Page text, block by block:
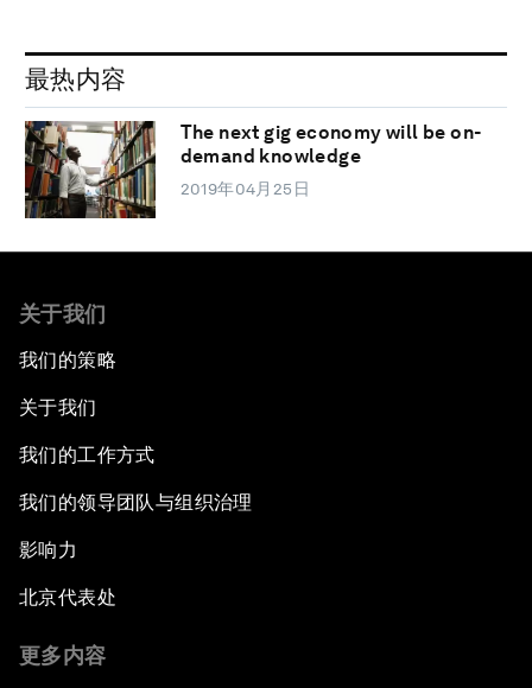
最热内容
The next gig economy will be on-
demand knowledge
2019年04月25日
关于我们
我们的策略
关于我们
我们的工作方式
我们的领导团队与组织治理
影响力
北京代表处
更多内容